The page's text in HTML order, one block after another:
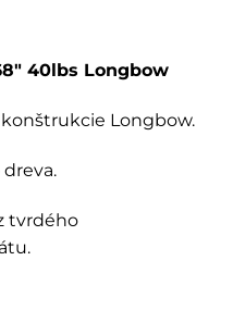
40lbs Longbow
Longbow.
tvrdého